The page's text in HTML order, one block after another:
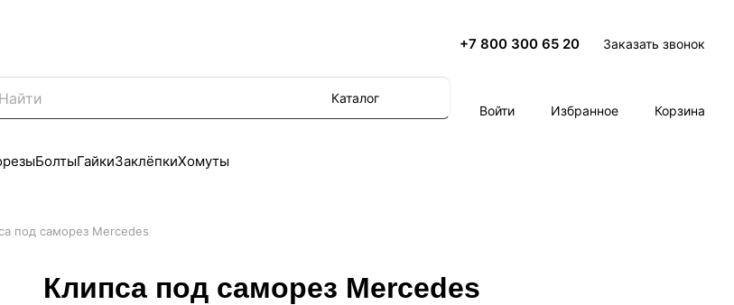
+7 800 300 65 20 Заказать звонок
Каталог
Войти
Избранное Корзина
БолтыГайкиЗаклёпкиХомуты
под саморез Mercedes
Клипса под саморез Mercedes